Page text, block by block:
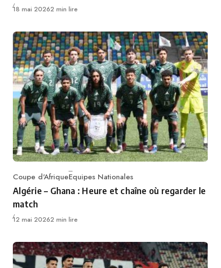
Publié
18 mai 20262 min lire
Category
Coupe d'AfriqueEquipes Nationales
Algérie – Ghana : Heure et chaîne où regarder le
match
Publié
12 mai 20262 min lire